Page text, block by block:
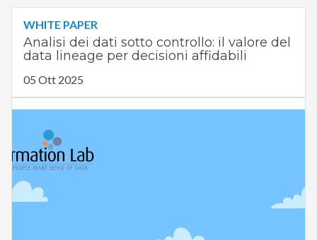
WHITE PAPER
Analisi dei dati sotto controllo: il valore del
data lineage per decisioni affidabili
05 Ott 2025